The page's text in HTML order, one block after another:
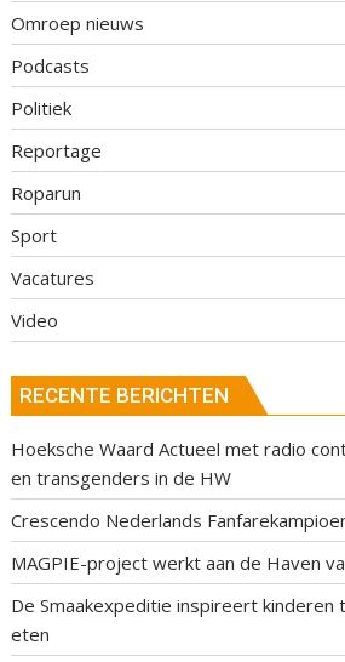
Omroep nieuws
Podcasts
Politiek
Reportage
Roparun
Sport
Vacatures
Video
RECENTE BERICHTEN
Hoeksche Waard Actueel met radio
en transgenders in de HW
Crescendo Nederlands
MAGPIE-project werkt aan de Haven
De Smaakexpeditie inspireert kinderen
eten